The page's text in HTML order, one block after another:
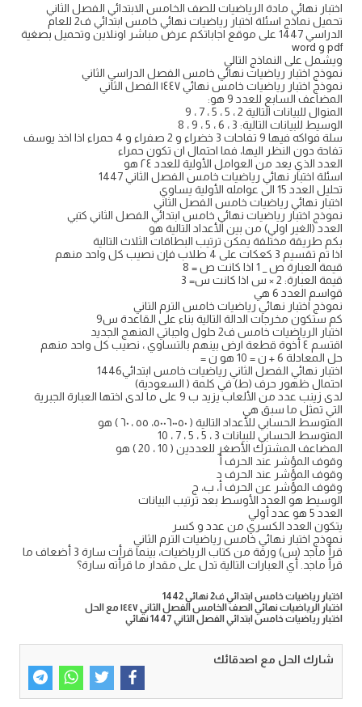
اختبار نهائي مادة الرياضيات للصف الخامس الابتدائي الفصل الثاني
تحميل نماذج اسئلة اختبار رياضيات نهائي خامس ابتدائي ف2 للعام
الدراسي 1447 على موقع اجاباتكم عرض مباشر اونلاين وتحميل بصغية
pdf و word
ويشمل على النماذج التالي
نموذج اختبار رياضيات نهائي خامس الفصل الدراسي الثاني
نموذج اختبار رياضيات خامس نهائي ١٤٤٧ الفصل الثاني
المضاعف السابع للعدد 9 هو:
المنوال للبيانات التالية 2 ، 5 ، 5 ، 7 ، 9
الوسيط للبيانات التالية: 3 ، 6 ، 5 ، 9 ، 8
سلة فواكه فيها 9 تفاحات 3 خضراء و 2 صفراء و 4 حمراء اذا اخذ يوسف
تفاحة دون النظر اليها، فما احتمال ان تكون حمراء
العدد الذي يعد من العوامل الأولية للعدد ٢٤ هو
اسئلة اختبار نهائي رياضيات خامس الفصل الثاني 1447
تحليل العدد 15 الى عوامله الأولية يساوي
اختبار نهائي رياضيات خامس الفصل الثاني
نموذج اختبار رياضيات نهائي خامس ابتدائي الفصل الثاني كتبي
العدد (الغير اولي) من بين الأعداد التالية هو
بكم طريقة مختلفة يمكن ترتيب البطاقات الثلاث التالية
اذا تم تقسيم 3 كعكات على 4 طلاب فإن نصيب كل واحد منهم
قيمة العبارة ص _ 1 اذا كانت ص = 8
قيمة العبارة: 2 × س اذا كانت س= 3
قواسم العدد 6 هي
نموذج اختبار نهائي رياضيات خامس الترم التاني
كم ستكون مخرجات الدالة التالية بناء على القاعدة س9
اختبار الرياضيات خامس ف2 حلول واجباتي المنهج الجديد
اقتسم ٤ أخوة قطعة ارض بينهم بالتساوي ، نصيب كل واحد منهم
حل المعادلة 6 + ن = 10 هو ن =
اختبار نهائي الفصل الثاني رياضيات خامس ابتدائي1446
احتمال ظهور حرف (ط) في كلمة ( السعودية)
لدى زينب عدد من الألعاب يزيد ب 9 على ما لدى اختها العبارة الجبرية
التي تمثل ما سبق هي
المتوسط الحسابي للأعداد التالية ( ٥٠٠٦٠٠٥٠، ٥٥ ، ٦٠ ) هو
المتوسط الحسابي للبيانات 3 ، 5 ، 5 ، 7 ، 10
المضاعف المشترك الأصغر للعددين ( 10 ، 20 ) هو
وقوف المؤشر عند الحرف أ
وقوف المؤشر عند الحرف د
وقوف المؤشر عن الحرف أ، ب، ج
الوسيط هو العدد الأوسط بعد ترتيب البيانات
العدد 5 هو عدد أولي
يتكون العدد الكسري من عدد و كسر
نموذج اختبار نهائي خامس رياضيات الترم الثاني
قرأ ماجد (س) ورقة من كتاب الرياضيات، بينما قرأت سارة 3 أضعاف ما
قرأ ماجد. أي العبارات التالية تدل على مقدار ما قرأته سارة؟
اختبار رياضيات خامس ابتدائي ف2 نهائي 1442
اختبار الرياضيات نهائي الصف الخامس الفصل الثاني ١٤٤٧ مع الحل
اختبار رياضيات خامس ابتدائي الفصل الثاني 1447 نهائي
شارك الحل مع اصدقائك